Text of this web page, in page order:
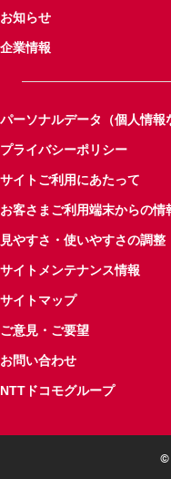
お知らせ
企業情報
パーソナルデータ（個人情報
プライバシーポリシー
サイトご利用にあたって
お客さまご利用端末からの情
見やすさ・使いやすさの調整
サイトメンテナンス情報
サイトマップ
ご意見・ご要望
お問い合わせ
NTTドコモグループ
©